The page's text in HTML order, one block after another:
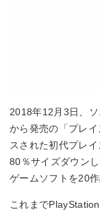
2018年12月3日、
から発売の「プレ
スされた初代プレ
80％サイズダウン
ゲームソフトを20
これまで